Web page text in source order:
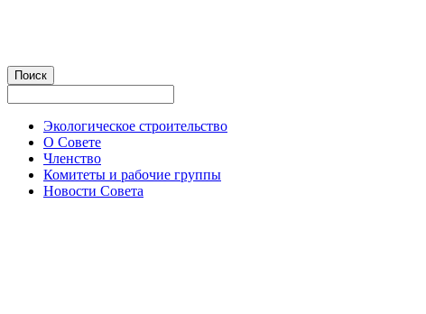
Экологическое строительство
О Совете
Членство
Комитеты и рабочие группы
Новости Совета